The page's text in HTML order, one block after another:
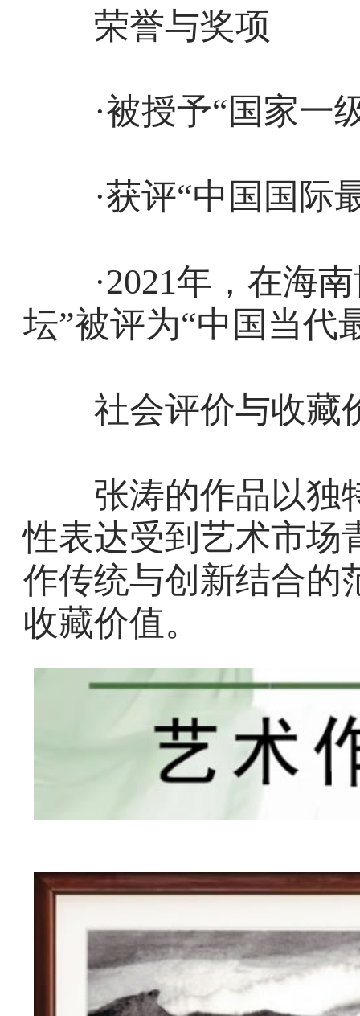
荣誉与奖项
·被授予“国家一
·获评“中国国际
·2021年，在海南
坛”被评为“中国当代
社会评价与收藏
张涛的作品以独
性表达受到艺术市场
作传统与创新结合的
收藏价值。